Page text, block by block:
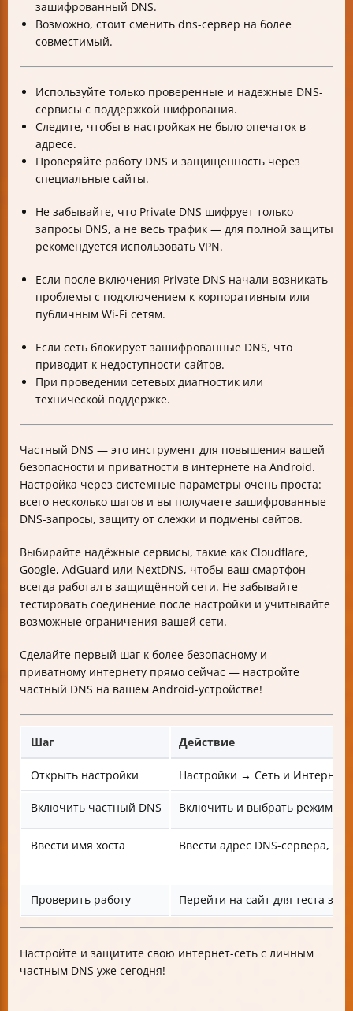
зашифрованный DNS.
Возможно, стоит сменить dns-сервер на более
совместимый.
Используйте только проверенные и надежные DNS-
сервисы с поддержкой шифрования.
Следите, чтобы в настройках не было опечаток в
адресе.
Проверяйте работу DNS и защищенность через
специальные сайты.
Не забывайте, что Private DNS шифрует только
запросы DNS, а не весь трафик — для полной защиты
рекомендуется использовать VPN.
Если после включения Private DNS начали возникать
проблемы с подключением к корпоративным или
публичным Wi-Fi сетям.
Если сеть блокирует зашифрованные DNS, что
приводит к недоступности сайтов.
При проведении сетевых диагностик или
технической поддержке.
Частный DNS — это инструмент для повышения вашей
безопасности и приватности в интернете на Android.
Настройка через системные параметры очень проста:
всего несколько шагов и вы получаете зашифрованные
DNS-запросы, защиту от слежки и подмены сайтов.
Выбирайте надёжные сервисы, такие как Cloudflare,
Google, AdGuard или NextDNS, чтобы ваш смартфон
всегда работал в защищённой сети. Не забывайте
тестировать соединение после настройки и учитывайте
возможные ограничения вашей сети.
Сделайте первый шаг к более безопасному и
приватному интернету прямо сейчас — настройте
частный DNS на вашем Android-устройстве!
Шаг Действие
Открыть настройки Настройки → Сеть и Интернет
Включить частный DNS Включить и выбрать режим
Ввести имя хоста Ввести адрес DNS-сервера,
Проверить работу Перейти на сайт для теста
Настройте и защитите свою интернет-сеть с личным
частным DNS уже сегодня!